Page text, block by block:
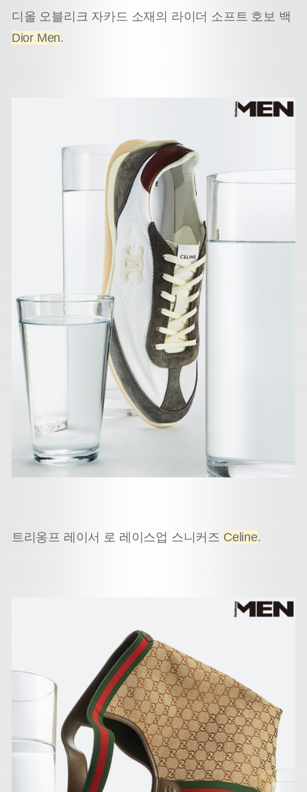
디올 오블리크 자카드 소재의 라이더 소프트 호보 백
Dior Men.
트리옹프 레이서 로 레이스업 스니커즈 Celine.